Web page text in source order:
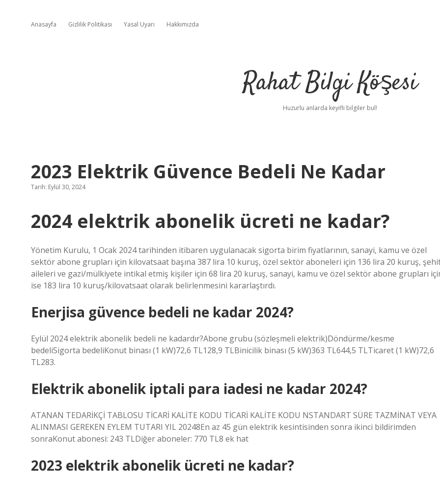
Anasayfa Gizlilik Politikası Yasal Uyarı Hakkımızda
Rahat Bilgi Köşesi
Huzurlu anlarda keyifli bilgiler bul!
2023 Elektrik Güvence Bedeli Ne Kadar
Tarih: Eylül 30, 2024
2024 elektrik abonelik ücreti ne kadar?
Yönetim Kurulu, 1 Ocak 2024 tarihinden itibaren uygulanacak sigorta birim fiyatlarının, sanayi, kamu ve özel
sektör abone grupları için kilovatsaat başına 387 lira 10 kuruş, özel sektör aboneleri için 136 lira 20 kuruş,
aileleri ve gazi/mülkiyete intikal etmiş kişiler için 68 lira 20 kuruş, sanayi, kamu ve özel sektör abone grupları
ise 183 lira 10 kuruş/kilovatsaat olarak belirlenmesini kararlaştırdı.
Enerjisa güvence bedeli ne kadar 2024?
Eylül 2024 elektrik abonelik bedeli ne kadardır?Abone grubu (sözleşmeli elektrik)Döndürme/kesme
bedeliSigorta bedeliKonut binası (1 kW)72,6 TL128,9 TLBinicilik binası (5 kW)363 TL644,5 TLTicaret (1 kW)72,6
TL283.
Elektrik abonelik iptali para iadesi ne kadar 2024?
ATANAN TEDARİKÇİ TABLOSU TİCARİ KALİTE KODU TİCARİ KALİTE KODU NSTANDART SÜRE TAZMİNAT VEYA
ALINMASI GEREKEN EYLEM TUTARI YIL 20248En az 45 gün elektrik kesintisinden sonra ikinci bildirimden
sonraKonut abonesi: 243 TLDiğer aboneler: 770 TL8 ek hat
2023 elektrik abonelik ücreti ne kadar?